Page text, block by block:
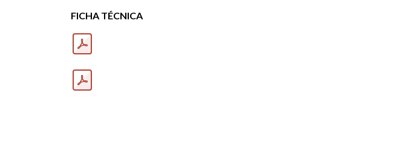
FICHA TÉCNICA